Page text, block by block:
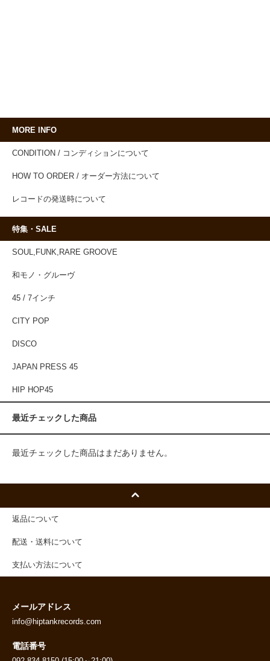
MORE INFO
CONDITION / コンディションについて
HOW TO ORDER / オーダー方法について
レコードの発送時について
特集・SALE
SOUL,FUNK,RARE GROOVE
和モノ・グルーヴ
45 / 7インチ
CITY POP
DISCO
JAPAN PRESS 45
HIP HOP45
最近チェックした商品
最近チェックした商品はまだありません。
返品について
配送・送料について
支払い方法について
メールアドレス
info@hiptankrecords.com
電話番号